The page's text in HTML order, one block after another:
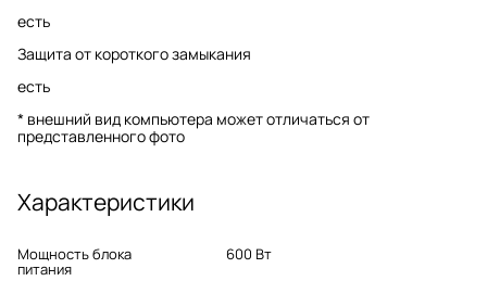
есть
Защита от короткого замыкания
есть
* внешний вид компьютера может отличаться от
представленного фото
Характеристики
Мощность блока
питания
600 Вт